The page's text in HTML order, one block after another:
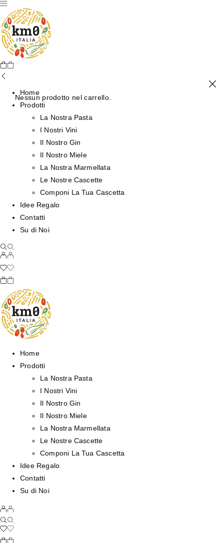
Nessun prodotto nel carrello.
Home
Prodotti
La Nostra Pasta
I Nostri Vini
Il Nostro Gin
Il Nostro Miele
La Nostra Marmellata
Le Nostre Cascette
Componi La Tua Cascetta
Idee Regalo
Contatti
Su di Noi
Home
Prodotti
La Nostra Pasta
I Nostri Vini
Il Nostro Gin
Il Nostro Miele
La Nostra Marmellata
Le Nostre Cascette
Componi La Tua Cascetta
Idee Regalo
Contatti
Su di Noi